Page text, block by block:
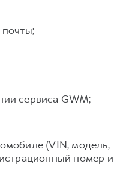
сервиса GWM;
(VIN, модель,
номер и